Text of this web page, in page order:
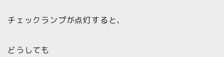
チェックランプが点灯すると、
どうしても